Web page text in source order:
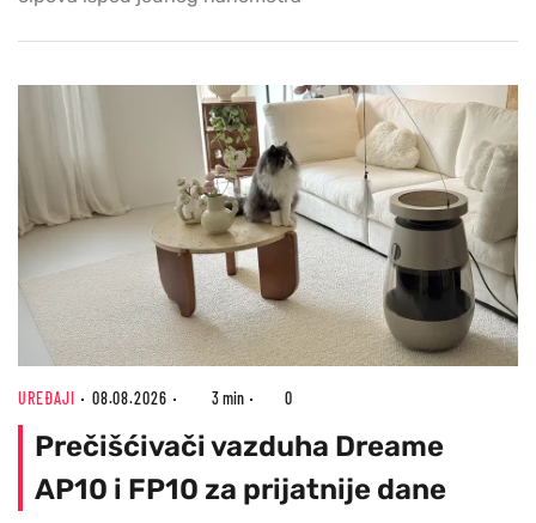
UREĐAJI 08.08.2026 3 min 0
Prečišćivači vazduha Dreame
AP10 i FP10 za prijatnije dane